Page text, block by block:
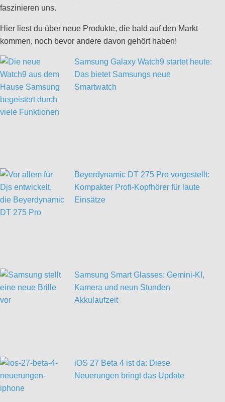
faszinieren uns.
Hier liest du über neue Produkte, die bald auf den Markt
kommen, noch bevor andere davon gehört haben!
Samsung Galaxy Watch9 startet heute:
Das bietet Samsungs neue
Smartwatch
Beyerdynamic DT 275 Pro vorgestellt:
Kompakter Profi-Kopfhörer für laute
Einsätze
Samsung Smart Glasses: Gemini-KI,
Kamera und neun Stunden
Akkulaufzeit
iOS 27 Beta 4 ist da: Diese
Neuerungen bringt das Update